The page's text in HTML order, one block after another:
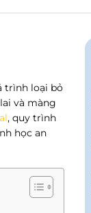
trình loại bỏ
và màng
, quy trình
học an